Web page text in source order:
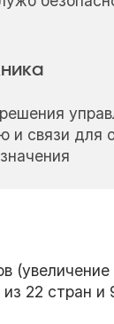
и связи для
22 стран и